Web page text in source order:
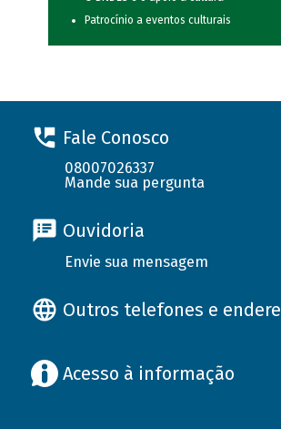
Patrocínio a eventos culturais
Fale Conosco
08007026337
Mande sua pergunta
Ouvidoria
Envie sua mensagem
Outros telefones e
Acesso à informação